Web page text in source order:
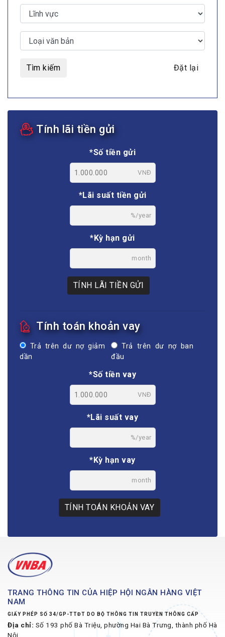
Tìm kiếm Đặt lại
Tính lãi tiền gửi
*Số tiền gửi
VNĐ
*Lãi suất tiền gửi
%/year
*Kỳ hạn gửi
month
TÍNH LÃI TIỀN GỬI
Tính toán khoản vay
Trả trên dư nợ giảm
dần
Trả trên dư nợ ban
đầu
*Số tiền vay
VNĐ
*Lãi suất vay
%/year
*Kỳ hạn vay
month
TÍNH TOÁN KHOẢN VAY
TRANG THÔNG TIN CỦA HIỆP HỘI NGÂN HÀNG VIỆT
NAM
GIẤY PHÉP SỐ 34/GP-TTĐT DO BỘ THÔNG TIN TRUYỀN THÔNG CẤP
Địa chỉ: Số 193 phố Bà Triệu, phường Hai Bà Trưng, thành phố Hà
Nội